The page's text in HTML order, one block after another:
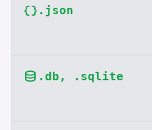
data_object .json
database .db, .sqlite